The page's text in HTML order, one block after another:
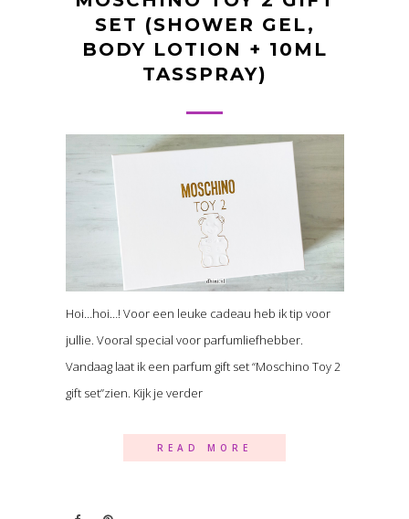
SET (SHOWER GEL,
BODY LOTION + 10ML
TASSPRAY)
Hoi…hoi…! Voor een leuke cadeau heb ik tip voor
jullie. Vooral special voor parfumliefhebber.
Vandaag laat ik een parfum gift set “Moschino Toy 2
gift set”zien. Kijk je verder
READ MORE